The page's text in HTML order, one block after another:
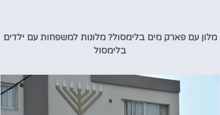
מלון עם פארק מים בלימסול? מלונות למשפחות עם ילדים
בלימסול